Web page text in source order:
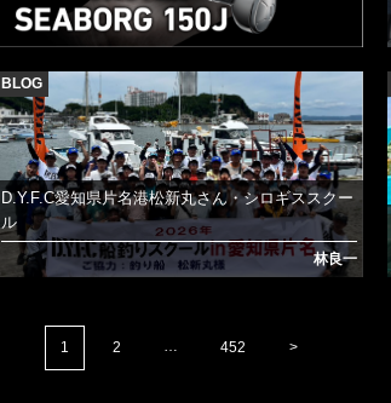
D.Y.F.C愛知県片名港松新丸さん・シロギススクー
ル
林良一
BLOG
1 2 452 >